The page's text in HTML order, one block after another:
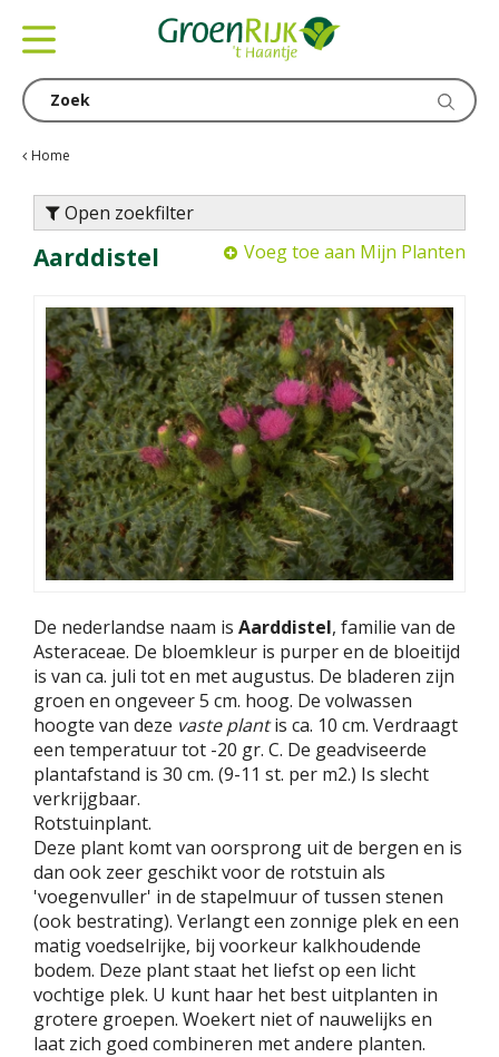
Home
Open zoekfilter
Aarddistel Voeg toe aan Mijn Planten
De nederlandse naam is Aarddistel, familie van de
Asteraceae. De bloemkleur is purper en de bloeitijd
is van ca. juli tot en met augustus. De bladeren zijn
groen en ongeveer 5 cm. hoog. De volwassen
hoogte van deze vaste plantis ca. 10 cm. Verdraagt
een temperatuur tot -20 gr. C. De geadviseerde
plantafstand is 30 cm. (9-11 st. per m2.) Is slecht
verkrijgbaar.
Rotstuinplant.
Deze plant komt van oorsprong uit de bergen en is
dan ook zeer geschikt voor de rotstuin als
'voegenvuller' in de stapelmuur of tussen stenen
(ook bestrating). Verlangt een zonnige plek en een
matig voedselrijke, bij voorkeur kalkhoudende
bodem. Deze plant staat het liefst op een licht
vochtige plek. U kunt haar het best uitplanten in
grotere groepen. Woekert niet of nauwelijks en
laat zich goed combineren met andere planten.